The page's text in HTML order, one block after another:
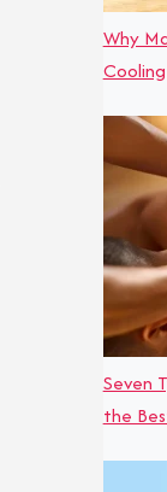
Why
Cooling
Seven
the